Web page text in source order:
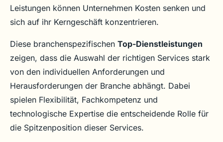
Leistungen können Unternehmen Kosten senken und
sich auf ihr Kerngeschäft konzentrieren.
Diese branchenspezifischen Top-Dienstleistungen
zeigen, dass die Auswahl der richtigen Services stark
von den individuellen Anforderungen und
Herausforderungen der Branche abhängt. Dabei
spielen Flexibilität, Fachkompetenz und
technologische Expertise die entscheidende Rolle für
die Spitzenposition dieser Services.